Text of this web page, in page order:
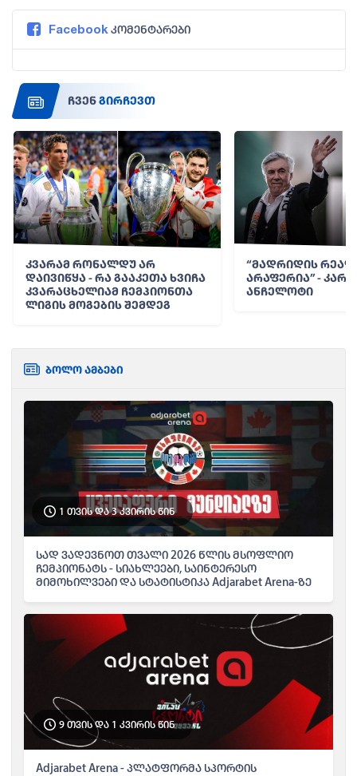
Facebook კომენტარები
ჩვენ გირჩევთ
კვარამ რონალდუ არ
დაივიწყა - რა გააკეთა ხვიჩა
კვარაცხელიამ ჩემპიონთა
ლიგის მოგების შემდეგ
“მადრიდის
არაფერია” -
ანჩელოტი
ბოლო ამბები
1 თვის და 3 კვირის წინ
სად ვადევნოთ თვალი 2026 წლის მსოფლიო
ჩემპიონატს - სიახლეები, საინტერესო
მიმოხილვები და სტატისტიკა Adjarabet Arena-ზე
9 თვის და 1 კვირის წინ
Adjarabet Arena - პლატფორმა სპორტის